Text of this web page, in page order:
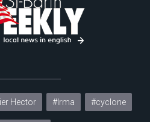
Hector #Irma #cyclone